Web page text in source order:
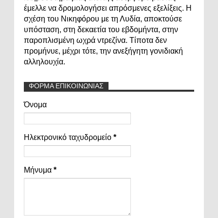
έμελλε να δρομολογήσει απρόσμενες εξελίξεις. Η
σχέση του Νικηφόρου με τη Λυδία, αποκτούσε
υπόσταση, στη δεκαετία του εβδομήντα, στην
παροπλισμένη ωχρά ντρεζίνα. Τίποτα δεν
προμήνυε, μέχρι τότε, την ανεξήγητη γονιδιακή
αλληλουχία.
ΦΟΡΜΑ ΕΠΙΚΟΙΝΩΝΙΑΣ
Όνομα
Ηλεκτρονικό ταχυδρομείο *
Μήνυμα *